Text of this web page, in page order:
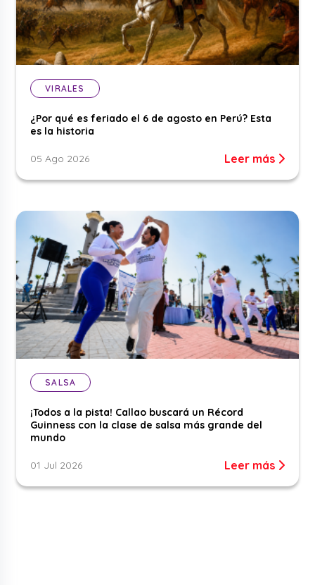
VIRALES
¿Por qué es feriado el 6 de agosto en Perú? Esta
es la historia
05 Ago 2026 Leer más
SALSA
¡Todos a la pista! Callao buscará un Récord
Guinness con la clase de salsa más grande del
mundo
01 Jul 2026 Leer más